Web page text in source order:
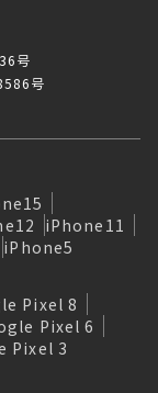
号
号
iPhone11
iPhone5
Pixel 8
Pixel 6
Pixel 3